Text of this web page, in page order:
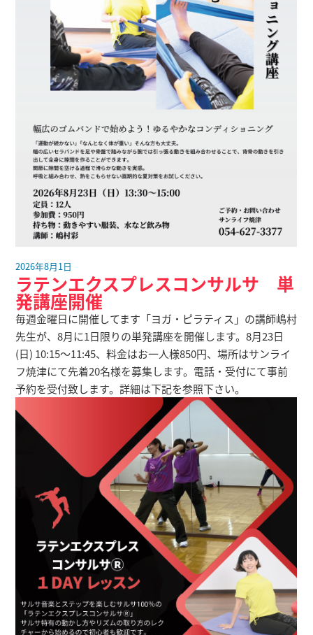
2026年8月1日
ラテンエクスプレスコンサルサ 単
発講座開催
毎週金曜日に開催してます「ヨガ・ピラティス」の講師嶋村
先生が、8月に1日限りの単発講座を開催します。8月23日
(日) 10:15～11:45、料金はお一人様850円、場所はサンライ
フ焼津にて先着20名様を募集します。電話・受付にて事前
予約を受付致します。詳細は下記を参照下さい。